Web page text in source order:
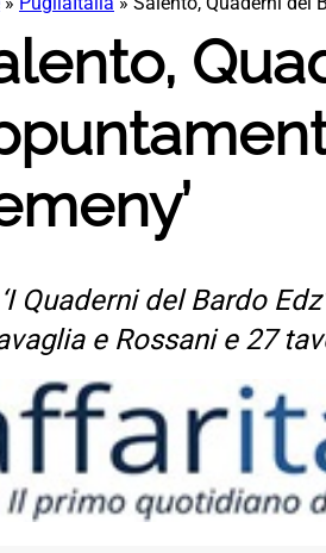
Quaderni del Bardo
e Rossani e 27